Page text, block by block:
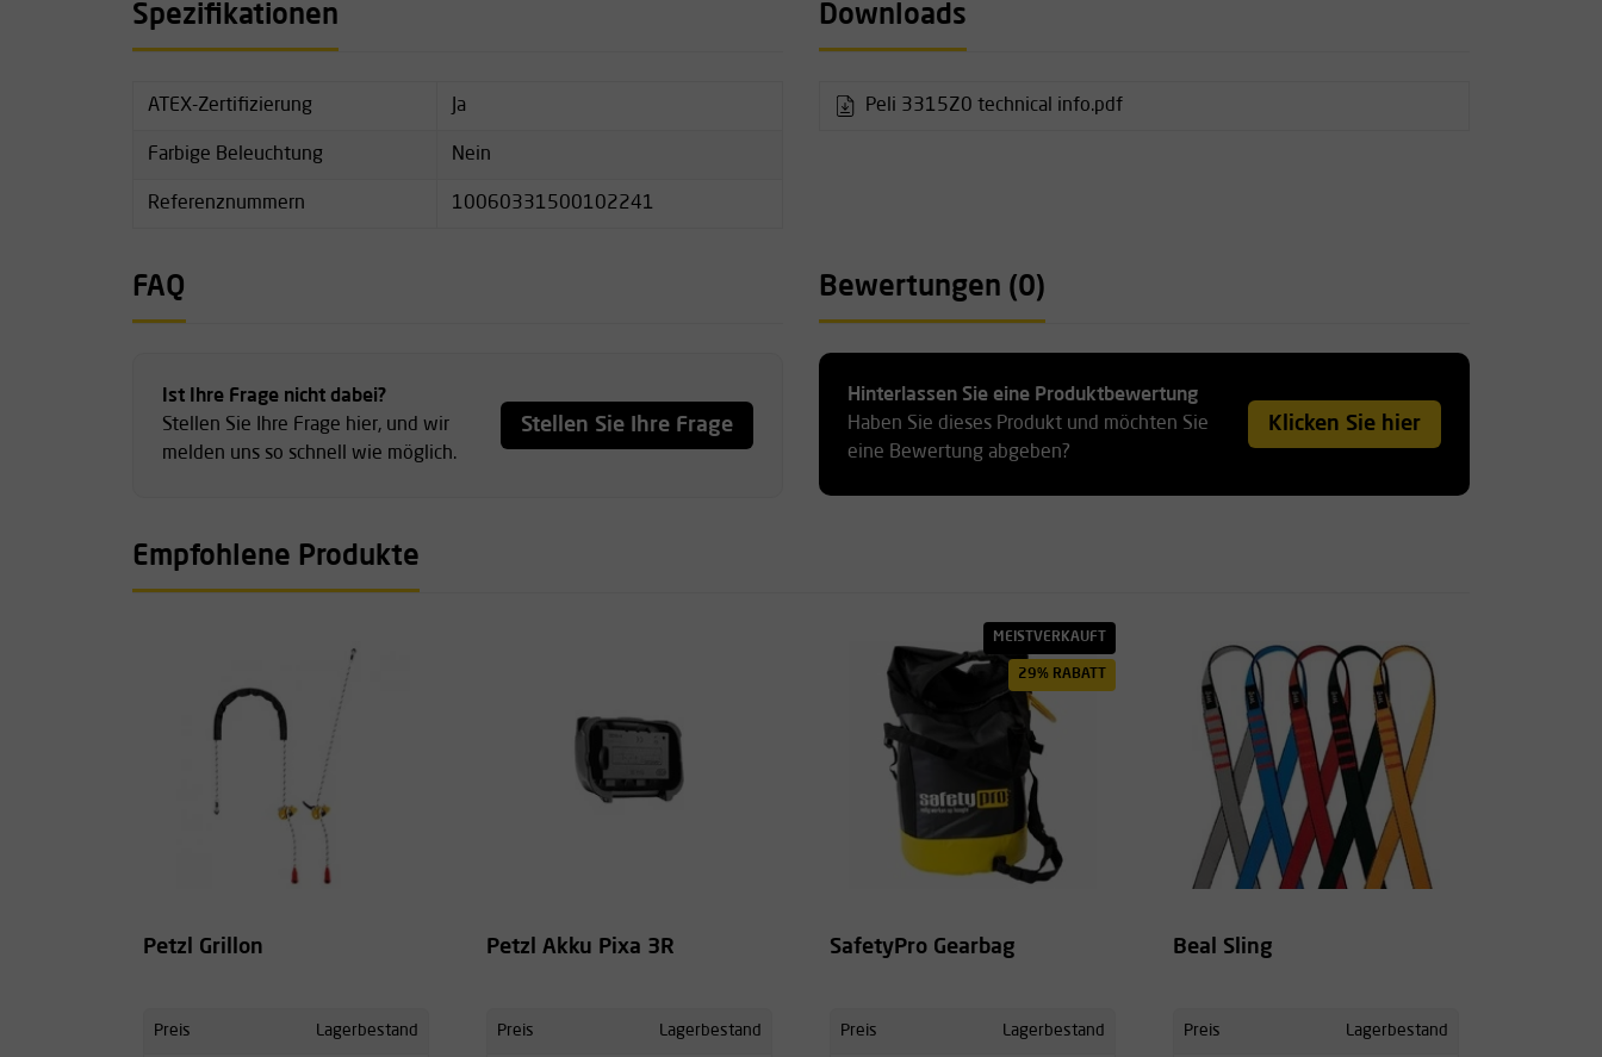
Reichweite: 146 Meter
Gewicht (mit Batterien): 176 g
Gehäusematerial: Antistatisches, schlagfestes Polycarbonat/PC-PBT
Schaltertyp: Druckknopf
Spezifikationen
ATEX-Zertifizierung Ja
Farbige Beleuchtung Nein
Referenznummern 10060331500102241
Downloads
Peli 3315Z0 technical info.pdf
FAQ
Ist Ihre Frage nicht dabei?
Stellen Sie Ihre Frage hier, und wir
melden uns so schnell wie möglich.
Stellen Sie Ihre Frage
Bewertungen (0)
Hinterlassen Sie eine Produktbewertung
Haben Sie dieses Produkt und möchten Sie
eine Bewertung abgeben?
Klicken Sie hier
Empfohlene Produkte
Petzl Grillon
Preis Lagerbestand
Petzl Akku Pixa 3R
Preis Lagerbestand
MEISTVERKAUFT
29% RABATT
SafetyPro Gearbag
Preis Lagerbestand
Beal Sling
Preis Lagerbestand